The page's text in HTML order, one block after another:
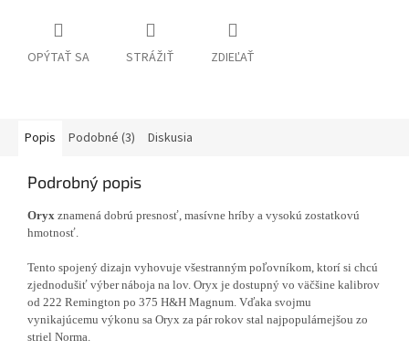
OPÝTAŤ SA STRÁŽIŤ ZDIEĽAŤ
Popis Podobné (3) Diskusia
Podrobný popis
Oryx znamená dobrú presnosť, masívne hríby a vysokú zostatkovú
hmotnosť.
Tento spojený dizajn vyhovuje všestranným poľovníkom, ktorí si chcú
zjednodušiť výber náboja na lov. Oryx je dostupný vo väčšine kalibrov
od 222 Remington po 375 H&H Magnum. Vďaka svojmu
vynikajúcemu výkonu sa Oryx za pár rokov stal najpopulárnejšou zo
striel Norma.